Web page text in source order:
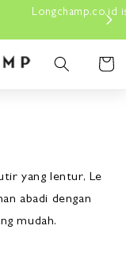
for Longchamp in
yang lentur, Le
abadi dengan
mudah.